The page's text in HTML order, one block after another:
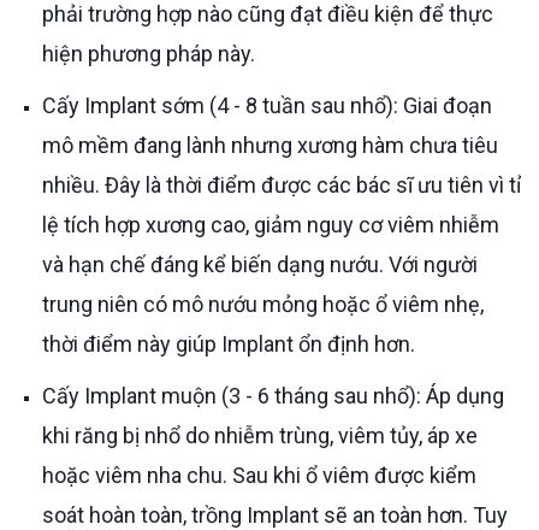
phải trường hợp nào cũng đạt điều kiện để thực
hiện phương pháp này.
Cấy Implant sớm (4 - 8 tuần sau nhổ): Giai đoạn
mô mềm đang lành nhưng xương hàm chưa tiêu
nhiều. Đây là thời điểm được các bác sĩ ưu tiên vì tỉ
lệ tích hợp xương cao, giảm nguy cơ viêm nhiễm
và hạn chế đáng kể biến dạng nướu. Với người
trung niên có mô nướu mỏng hoặc ổ viêm nhẹ,
thời điểm này giúp Implant ổn định hơn.
Cấy Implant muộn (3 - 6 tháng sau nhổ): Áp dụng
khi răng bị nhổ do nhiễm trùng, viêm tủy, áp xe
hoặc viêm nha chu. Sau khi ổ viêm được kiểm
soát hoàn toàn, trồng Implant sẽ an toàn hơn. Tuy